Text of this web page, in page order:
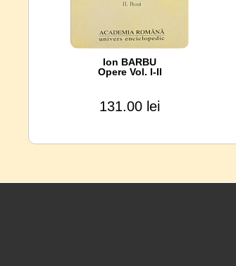
Ion BARBU
Opere Vol. I-II
131.00 lei